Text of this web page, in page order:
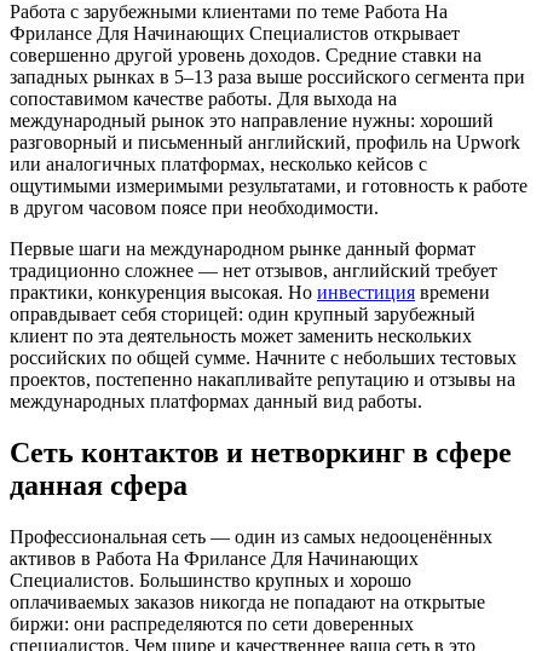
Работа с зарубежными клиентами по теме Работа На
Фрилансе Для Начинающих Специалистов открывает
совершенно другой уровень доходов. Средние ставки на
западных рынках в 5–13 раза выше российского сегмента при
сопоставимом качестве работы. Для выхода на
международный рынок это направление нужны: хороший
разговорный и письменный английский, профиль на Upwork
или аналогичных платформах, несколько кейсов с
ощутимыми измеримыми результатами, и готовность к работе
в другом часовом поясе при необходимости.
Первые шаги на международном рынке данный формат
традиционно сложнее — нет отзывов, английский требует
практики, конкуренция высокая. Но инвестиция времени
оправдывает себя сторицей: один крупный зарубежный
клиент по эта деятельность может заменить нескольких
российских по общей сумме. Начните с небольших тестовых
проектов, постепенно накапливайте репутацию и отзывы на
международных платформах данный вид работы.
Сеть контактов и нетворкинг в сфере
данная сфера
Профессиональная сеть — один из самых недооценённых
активов в Работа На Фрилансе Для Начинающих
Специалистов. Большинство крупных и хорошо
оплачиваемых заказов никогда не попадают на открытые
биржи: они распределяются по сети доверенных
специалистов. Чем шире и качественнее ваша сеть в это